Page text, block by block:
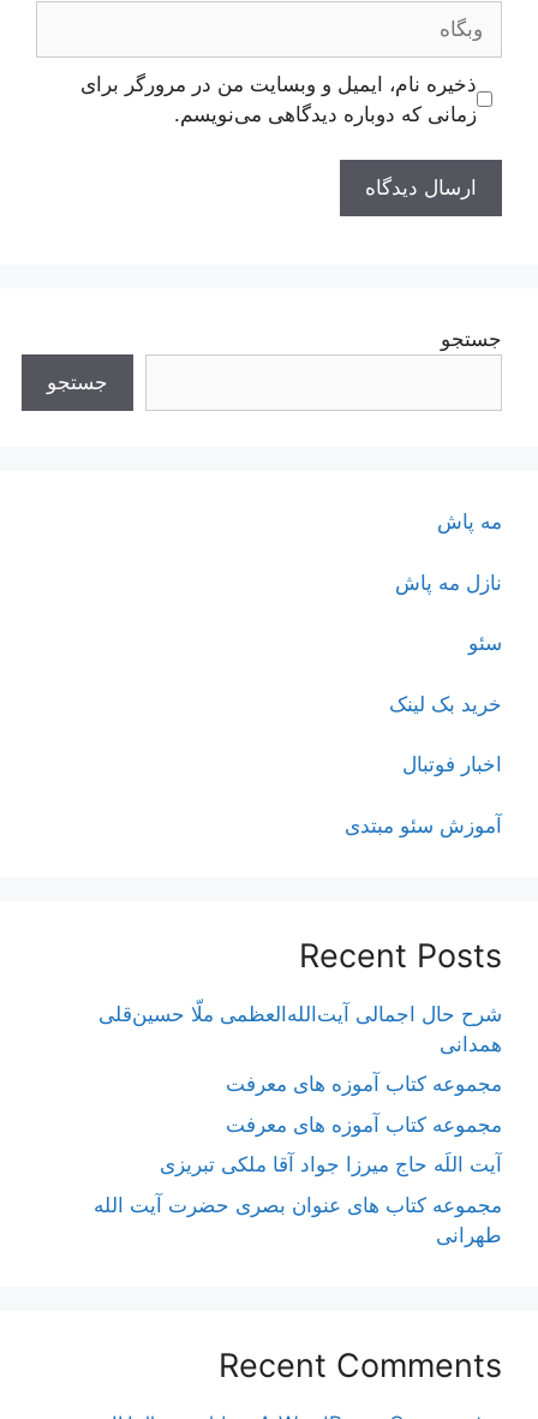
وبگاه
ذخیره نام، ایمیل و وبسایت من در مرورگر برای
زمانی که دوباره دیدگاهی می‌نویسم.
جستجو
جستجو
مه پاش
نازل مه پاش
سئو
خرید بک لینک
اخبار فوتبال
آموزش سئو مبتدی
Recent Posts
شرح حال اجمالی آیت‌الله‌العظمی ملّا حسین‌قلی
همدانی
مجموعه کتاب آموزه های معرفت
مجموعه کتاب آموزه های معرفت
آیت اللَه حاج میرزا جواد آقا ملکی تبریزی
مجموعه کتاب های عنوان بصری حضرت آیت الله
طهرانی
Recent Comments